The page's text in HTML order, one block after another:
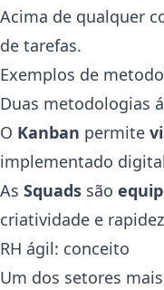
Acima de qualquer
de tarefas.
Exemplos de
Duas metodologias
O Kanban permite
implementado
As Squads são
criatividade e
RH ágil: conceito
Um dos setores